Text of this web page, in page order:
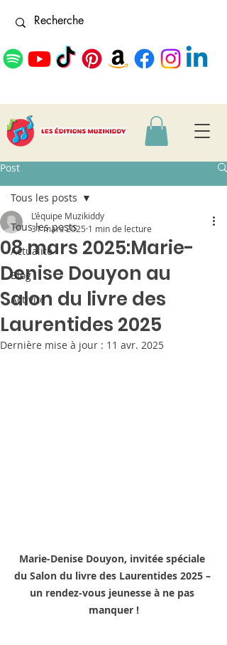
Post
Tous les posts
Actualité
Blog
Activité
Tous les posts
08 mars 2025:Marie-
Denise Douyon au
Salon du livre des
Laurentides 2025
L’équipe Muzikiddy
31 mars 2025 1 min de lecture
Dernière mise à jour : 11 avr. 2025
Marie-Denise Douyon, invitée spéciale
du Salon du livre des Laurentides 2025 –
un rendez-vous jeunesse à ne pas
manquer !